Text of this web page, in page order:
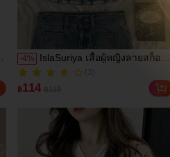
-4%
IslaSuriya เสื้อผู้หญิงลายสก็อต
จีบ ลำลอง อเนกประสงค์
สำหรับใส่ประจำวันและออกไป
เที่ยว
฿114